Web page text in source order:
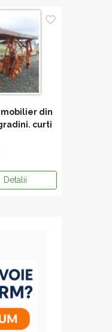
mobilier din
curti
Detalii